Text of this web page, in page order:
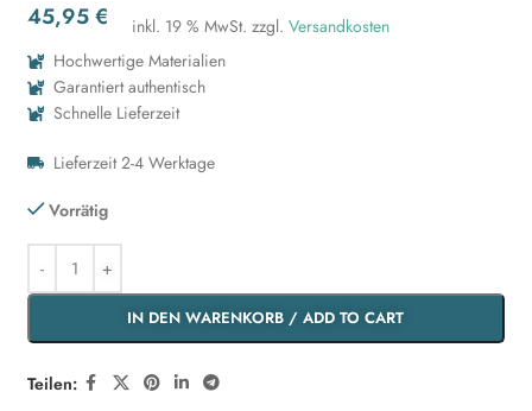
45,95€ inkl. 19 % MwSt. zzgl. Versandkosten
Hochwertige Materialien
Garantiert authentisch
Schnelle Lieferzeit
Lieferzeit 2-4 Werktage
Vorrätig
IN DEN WARENKORB / ADD TO CART
Teilen: